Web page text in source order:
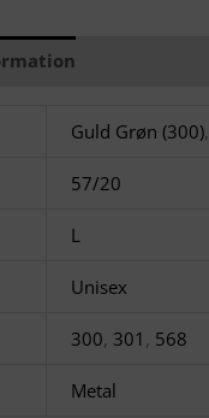
Guld Grøn (300),
57/20
L
Unisex
300, 301 , 568
Metal